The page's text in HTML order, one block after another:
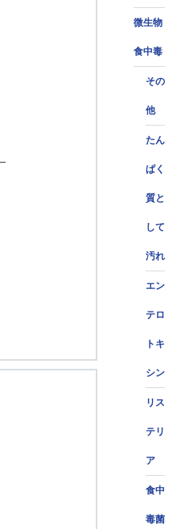
微生物
食中毒
その
他
たん
ぱく
質と
して
汚れ
エン
テロ
トキ
シン
リス
テリ
ア
食中
毒菌